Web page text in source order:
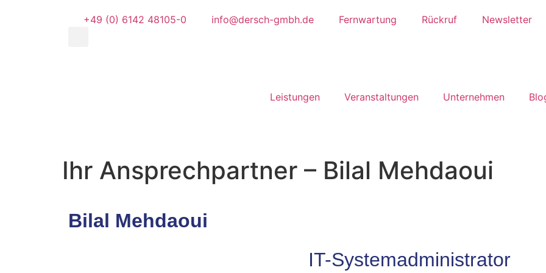
+49 (0) 6142 48105-0 info@dersch-gmbh.de Fernwartung Rückruf Newsletter
Leistungen Ver­anstalt­ungen Unter­nehmen
Ihr Ansprechpartner – Bilal Mehdaoui
Bilal Mehdaoui
IT-Systemadministrator